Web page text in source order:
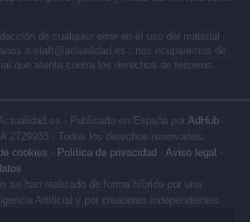
de cualquier error en el uso del material
a staff@actualidad.es : nos ocuparemos de
que atenta contra los derechos de terceros.
- Publicado en España por AdHub
2729933 - Todos los derechos reservados.
cookies - Política de privacidad - Aviso legal -
se han realizado de forma híbrida por una
Artificial y por creadores independientes